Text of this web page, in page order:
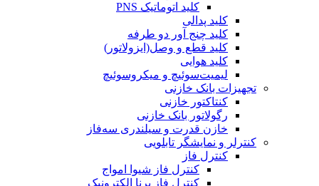
کلید اتوماتیک PNS
کلید پدالی
کلید چنج آور دو طرفه
کلید قطع و وصل(ایزولاتور)
کلید هوایی
لیمیت‌سوئیچ و میکروسوئیچ
تجهیزات بانک خازنی
کنتاکتور خازنی
رگولاتور بانک خازنی
خازن قدرت و سیلندری سه‌فاز
کنترلر و نمایشگر تابلویی
کنترل فاز
کنترل فاز شیوا امواج
کنترل فاز برنا الکترونیک